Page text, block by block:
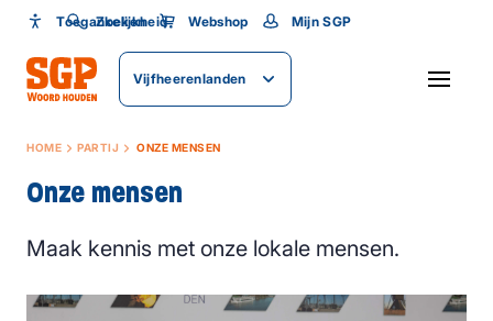
Toegankelijkheid
Toegankelijkheid
Lettergrootte
Zoeken Webshop Mijn SGP
Vijfheerenlanden
HOME PARTIJ ONZE MENSEN
Onze mensen
Maak kennis met onze lokale mensen.